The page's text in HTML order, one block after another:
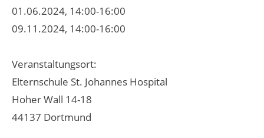
01.06.2024, 14:00-16:00
09.11.2024, 14:00-16:00
Veranstaltungsort:
Elternschule St. Johannes Hospital
Hoher Wall 14-18
44137 Dortmund